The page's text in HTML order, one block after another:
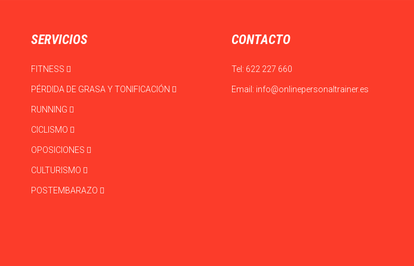
SERVICIOS
FITNESS
PÉRDIDA DE GRASA Y TONIFICACIÓN
RUNNING
CICLISMO
OPOSICIONES
CULTURISMO
POSTEMBARAZO
CONTACTO
Tel: 622 227 660
Email: info@onlinepersonaltrainer.es